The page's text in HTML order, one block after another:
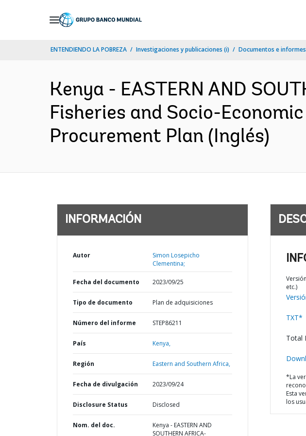
ENTENDIENDO LA POBREZA Investigaciones y publicaciones (i) Documentos e informes
Kenya - EASTERN AND
Fisheries and Socio-
Procurement Plan (Inglés)
INFORMACIÓN
Autor
Simon Losepicho
Clementina;
Fecha del documento 2023/09/25
Tipo de documento Plan de adquisiciones
Número del informe STEP86211
País Kenya,
Región Eastern and Southern Africa,
Fecha de divulgación 2023/09/24
Disclosure Status Disclosed
Nom. del doc.
Kenya - EASTERN AND
SOUTHERN AFRICA-
etc.)
TXT*
Total
*La
Esta
los